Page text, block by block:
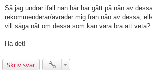
Så jag undrar ifall nån här har gått på nån av
rekommenderar/avråder mig från nån av dessa,
vill säga nåt om dessa som kan vara bra att veta?
Ha det!
Skriv svar